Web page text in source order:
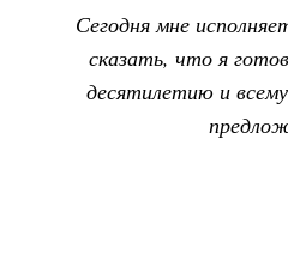
Сегодня мне
сказать, что я
десятилетию и